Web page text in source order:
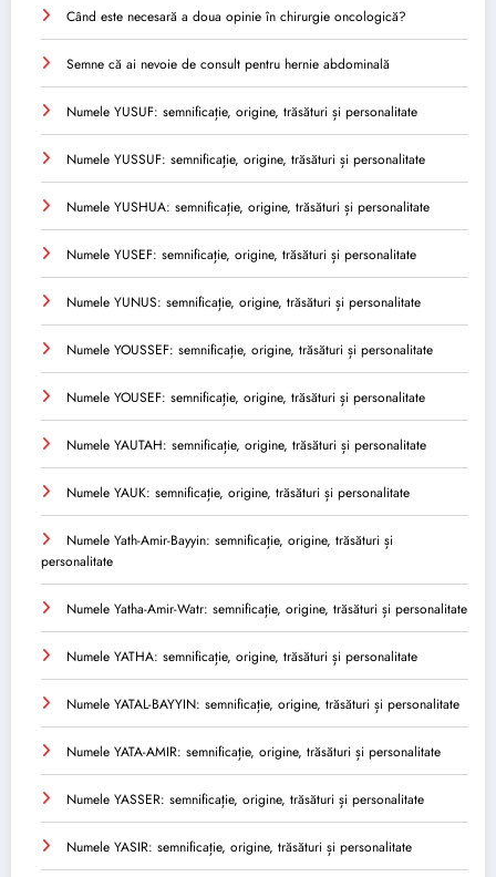
Când este necesară a doua opinie în chirurgie oncologică?
Semne că ai nevoie de consult pentru hernie abdominală
Numele YUSUF: semnificație, origine, trăsături și personalitate
Numele YUSSUF: semnificație, origine, trăsături și personalitate
Numele YUSHUA: semnificație, origine, trăsături și personalitate
Numele YUSEF: semnificație, origine, trăsături și personalitate
Numele YUNUS: semnificație, origine, trăsături și personalitate
Numele YOUSSEF: semnificație, origine, trăsături și personalitate
Numele YOUSEF: semnificație, origine, trăsături și personalitate
Numele YAUTAH: semnificație, origine, trăsături și personalitate
Numele YAUK: semnificație, origine, trăsături și personalitate
Numele Yath-Amir-Bayyin: semnificație, origine, trăsături și
personalitate
Numele Yatha-Amir-Watr: semnificație, origine, trăsături și personalitate
Numele YATHA: semnificație, origine, trăsături și personalitate
Numele YATAL-BAYYIN: semnificație, origine, trăsături și personalitate
Numele YATA-AMIR: semnificație, origine, trăsături și personalitate
Numele YASSER: semnificație, origine, trăsături și personalitate
Numele YASIR: semnificație, origine, trăsături și personalitate